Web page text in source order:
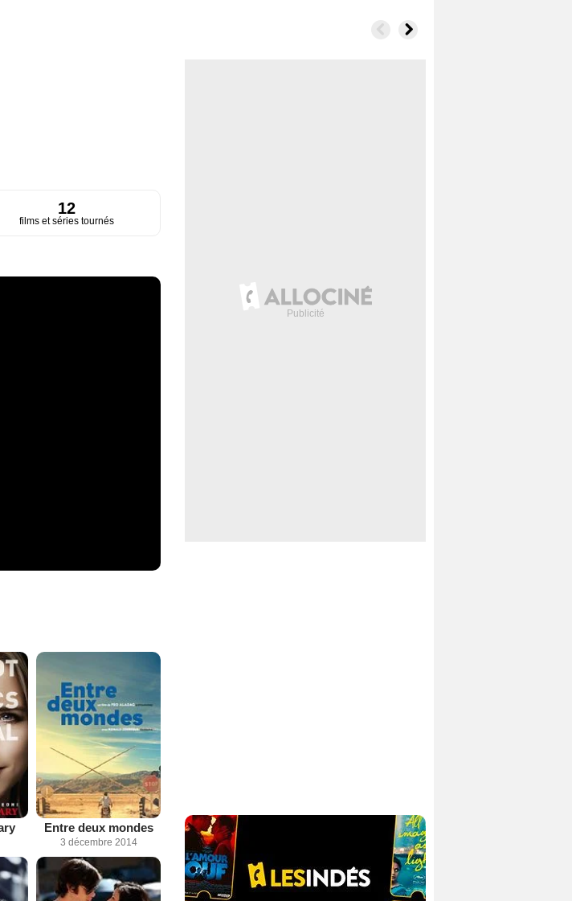
12
films et séries tournés
Entre deux mondes
3 décembre 2014